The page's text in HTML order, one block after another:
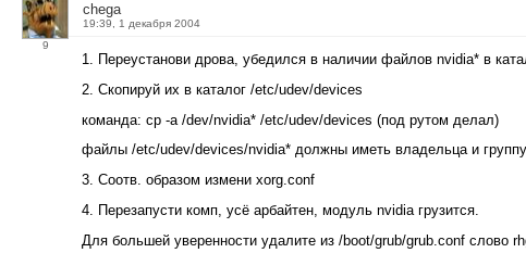
9
chega
19:39, 1 декабря 2004
1. Переустанови дрова, убедился в наличии файлов nvidia* в
2. Скопируй их в каталог /etc/udev/devices
команда: cp -a /dev/nvidia* /etc/udev/devices (под рутом делал)
файлы /etc/udev/devices/nvidia* должны иметь владельца и
3. Соотв. образом измени xorg.conf
4. Перезапусти комп, усё арбайтен, модуль nvidia грузится.
Для большей уверенности удалите из /boot/grub/grub.conf слово